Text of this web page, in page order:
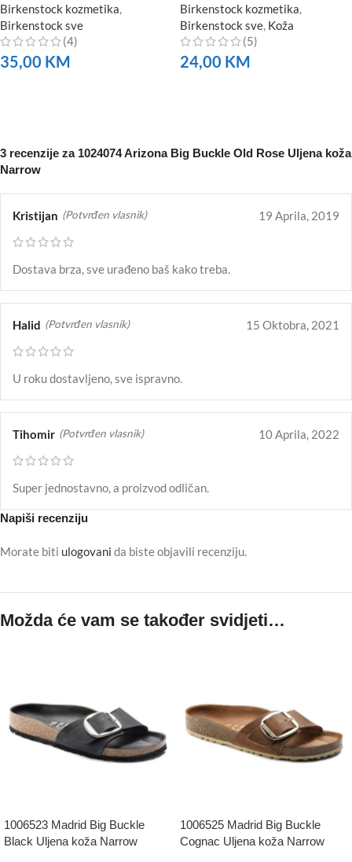
Birkenstock kozmetika
Birkenstock sve
(4)
35,00 KM
Birkenstock kozmetika
Birkenstock sve Koža
(5)
24,00 KM
3 recenzije za 1024074 Arizona Big Buckle Old Rose Uljena koža
Narrow
Kristijan (Potvrđen vlasnik) 19 Aprila, 2019
Dostava brza, sve urađeno baš kako treba.
Halid (Potvrđen vlasnik) 15 Oktobra, 2021
U roku dostavljeno, sve ispravno.
Tihomir (Potvrđen vlasnik) 10 Aprila, 2022
Super jednostavno, a proizvod odličan.
Napiši recenziju
Morate biti ulogovani da biste objavili recenziju.
Možda će vam se također svidjeti…
1006523 Madrid Big Buckle
Black Uljena koža Narrow
1006525 Madrid Big Buckle
Cognac Uljena koža Narrow